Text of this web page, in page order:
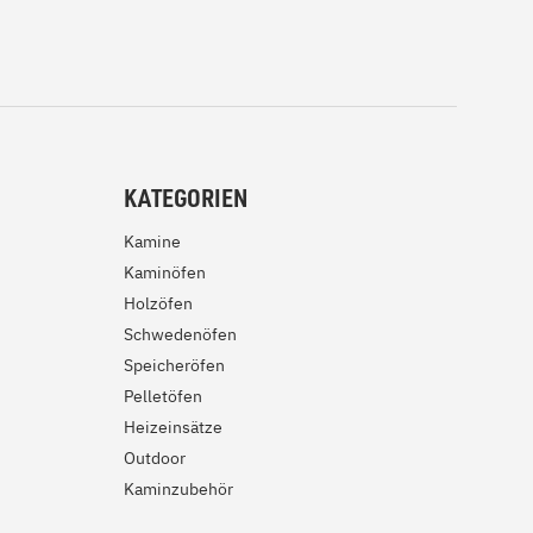
KATEGORIEN
Kamine
Kaminöfen
Holzöfen
Schwedenöfen
Speicheröfen
Pelletöfen
Heizeinsätze
Outdoor
Kaminzubehör